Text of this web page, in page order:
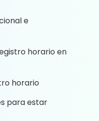
e
horario en
horario
para estar